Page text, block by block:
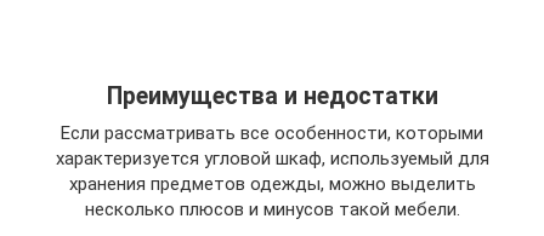
Преимущества и недостатки
Если рассматривать все особенности, которыми
характеризуется угловой шкаф, используемый для
хранения предметов одежды, можно выделить
несколько плюсов и минусов такой мебели.